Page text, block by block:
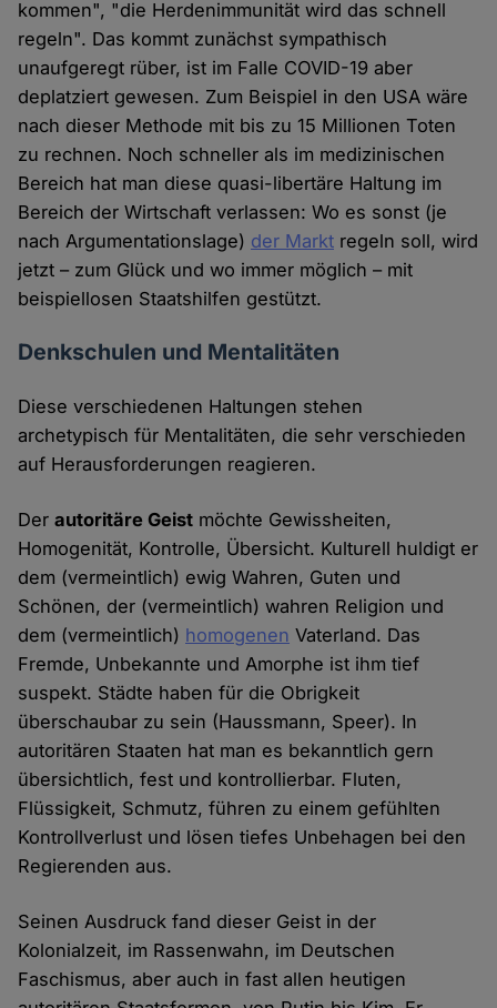
kommen", "die Herdenimmunität wird das schnell
regeln". Das kommt zunächst sympathisch
unaufgeregt rüber, ist im Falle COVID-19 aber
deplatziert gewesen. Zum Beispiel in den USA wäre
nach dieser Methode mit bis zu 15 Millionen Toten
zu rechnen. Noch schneller als im medizinischen
Bereich hat man diese quasi-libertäre Haltung im
Bereich der Wirtschaft verlassen: Wo es sonst (je
nach Argumentationslage) der Markt regeln soll, wird
jetzt – zum Glück und wo immer möglich – mit
beispiellosen Staatshilfen gestützt.
Denkschulen und Mentalitäten
Diese verschiedenen Haltungen stehen
archetypisch für Mentalitäten, die sehr verschieden
auf Herausforderungen reagieren.
Derautoritäre Geist möchte Gewissheiten,
Homogenität, Kontrolle, Übersicht. Kulturell huldigt er
dem (vermeintlich) ewig Wahren, Guten und
Schönen, der (vermeintlich) wahren Religion und
dem (vermeintlich) homogenen Vaterland. Das
Fremde, Unbekannte und Amorphe ist ihm tief
suspekt. Städte haben für die Obrigkeit
überschaubar zu sein (Haussmann, Speer). In
autoritären Staaten hat man es bekanntlich gern
übersichtlich, fest und kontrollierbar. Fluten,
Flüssigkeit, Schmutz, führen zu einem gefühlten
Kontrollverlust und lösen tiefes Unbehagen bei den
Regierenden aus.
Seinen Ausdruck fand dieser Geist in der
Kolonialzeit, im Rassenwahn, im Deutschen
Faschismus, aber auch in fast allen heutigen